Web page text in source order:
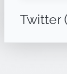
Twitter